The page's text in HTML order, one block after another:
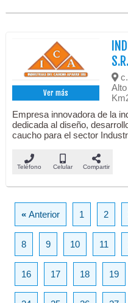
Ver más
c.
Empresa innovadora de la
dedicada al diseño,
caucho para el sector
Teléfono Celular Compartir
«Anterior 1 2
8 9 10 11
16 17 18 19